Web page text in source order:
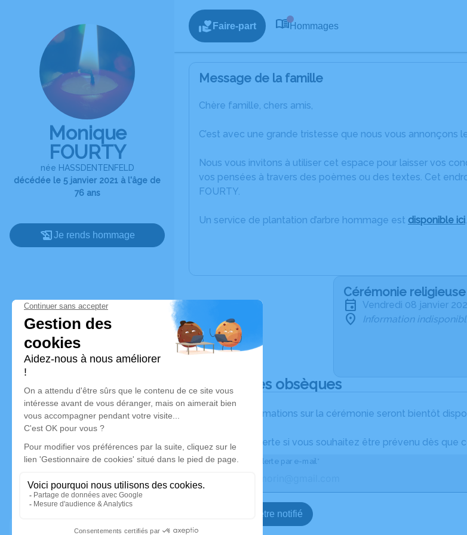
Monique
FOURTY
née HASSDENTENFELD
décédée le 5 janvier 2021 à l'âge de
76 ans
Je rends hommage
Faire-part Hommages
Message de la famille
Chère famille, chers amis,
C’est avec une grande tristesse que nous vous annonçons
Nous vous invitons à utiliser cet espace pour laisser vos
vos pensées à travers des poèmes ou des textes. Cet
FOURTY.
Un service de plantation d’arbre hommage est disponible ici.
Cérémonie religieuse
vendredi 08 janvier
Information
Déroulé des obsèques
Les informations sur la cérémonie seront bientôt
Activez une alerte si vous souhaitez être prévenu dès que
Recevoir une alerte par e-mail*
Je veux être notifié